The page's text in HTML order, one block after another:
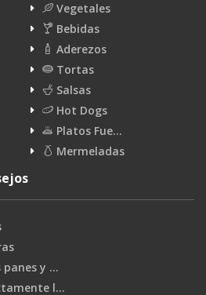
Vegetales
Bebidas
Aderezos
Tortas
Salsas
Hot Dogs
Platos Fue…
Mermeladas
panes y …
l…